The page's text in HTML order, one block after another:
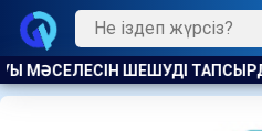
​ШІЛДЕДЕ